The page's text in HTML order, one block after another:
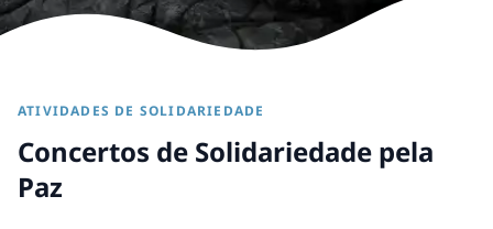
ATIVIDADES DE SOLIDARIEDADE
Concertos de Solidariedade pela
Paz